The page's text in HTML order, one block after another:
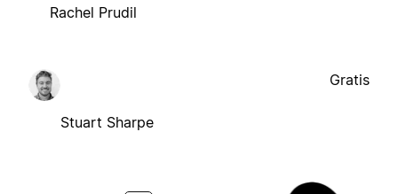
Rachel Prudil
Stuart Sharpe
Gratis